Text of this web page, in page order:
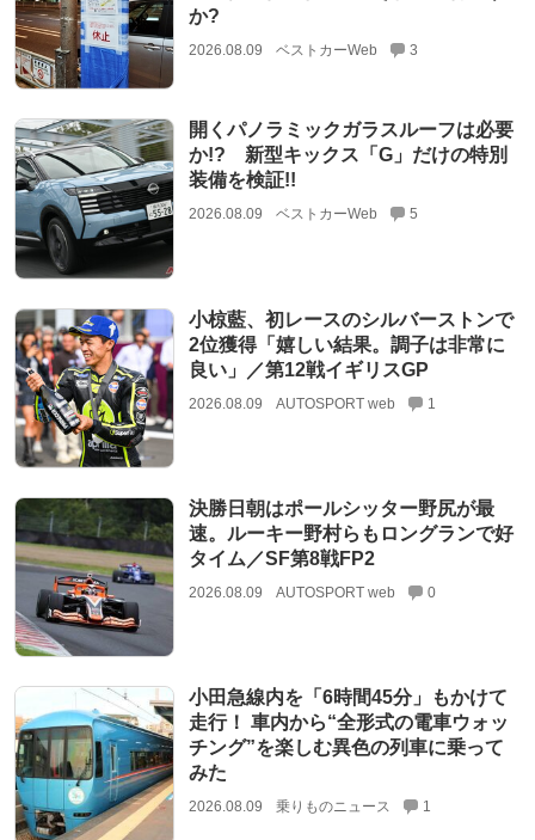
か?
2026.08.09 ベストカーWeb 3
開くパノラミックガラスルーフは必要
か!? 新型キックス「G」だけの特別
装備を検証!!
2026.08.09 ベストカーWeb 5
小椋藍、初レースのシルバーストンで
2位獲得「嬉しい結果。調子は非常に
良い」／第12戦イギリスGP
2026.08.09 AUTOSPORT web 1
決勝日朝はポールシッター野尻が最
速。ルーキー野村らもロングランで好
タイム／SF第8戦FP2
2026.08.09 AUTOSPORT web 0
小田急線内を「6時間45分」もかけて
走行！ 車内から“全形式の電車ウォッ
チング”を楽しむ異色の列車に乗って
みた
2026.08.09 乗りものニュース 1